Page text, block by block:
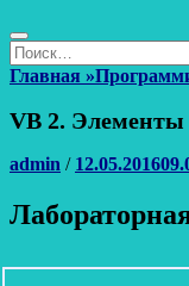
Поиск
Найти:
Главная »
VB 2. Элементы
Автор
admin / 12.05.2016